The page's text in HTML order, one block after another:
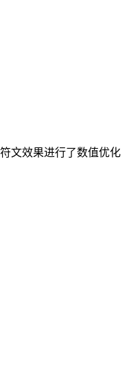
文效果进行了数值优化